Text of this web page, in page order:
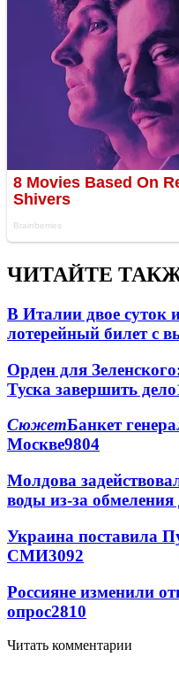
ЧИТАЙТЕ
В Италии двое
лотерейный билет с
Орден для
Туска завершить дело
СюжетБанкет
Москве9804
Молдова
воды из-за обмеления
Украина поставила
СМИ3092
Россияне изменили
опрос2810
Читать комментарии